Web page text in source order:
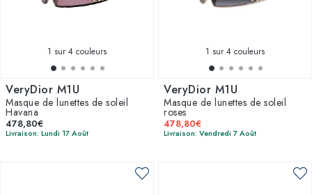
1 sur 4 couleurs
VeryDior M1U
Masque de lunettes de soleil
Havana
478,80€
Livraison: Lundi 17 Août
1 sur 4 couleurs
VeryDior M1U
Masque de lunettes de soleil
roses
478,80€
Livraison: Vendredi 7 Août